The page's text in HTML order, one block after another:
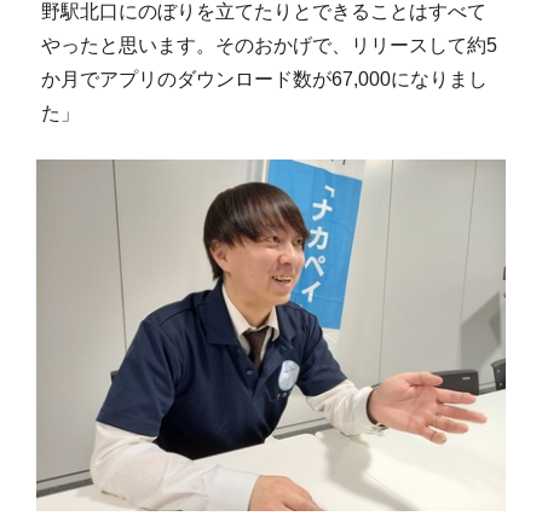
野駅北口にのぼりを立てたりとできることはすべて
やったと思います。そのおかげで、リリースして約5
か月でアプリのダウンロード数が67,000になりまし
た」